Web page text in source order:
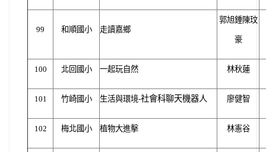
99 和順國小 走讀嘉鄉
郭旭鍾陳玟
豪
100 北回國小 一起玩自然 林秋蓮
101 竹崎國小 生活與環境-社會科聊天機器人 廖健智
102 梅北國小 植物大進擊 林憲谷